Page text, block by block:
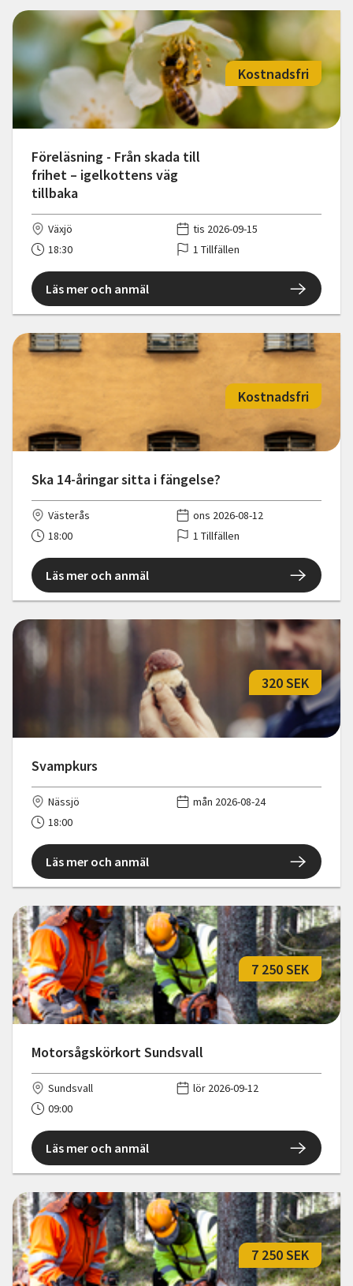
Föreläsning - Från skada till
frihet – igelkottens väg
tillbaka
Kostnadsfri
Växjö
tis 2026-09-15
18:30
1 Tillfällen
Läs mer och anmäl
Ska 14-åringar sitta i fängelse?
Kostnadsfri
Västerås
ons 2026-08-12
18:00
1 Tillfällen
Läs mer och anmäl
Svampkurs
320 SEK
Nässjö
mån 2026-08-24
18:00
Läs mer och anmäl
Motorsågskörkort Sundsvall
7 250 SEK
Sundsvall
lör 2026-09-12
09:00
Läs mer och anmäl
7 250 SEK